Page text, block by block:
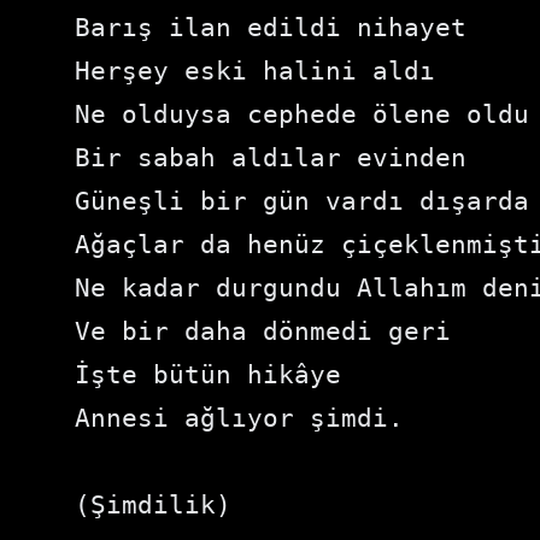
Barış ilan edildi nihayet
Herşey eski halini aldı
Ne olduysa cephede ölene oldu
Bir sabah aldılar evinden
Güneşli bir gün vardı dışarda
Ağaçlar da henüz
Ne kadar durgundu Allahım
Ve bir daha dönmedi geri
İşte bütün hikâye
Annesi ağlıyor şimdi.
(Şimdilik)